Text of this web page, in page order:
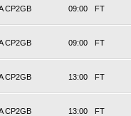
CP2GB FT
09:00
CP2GB FT
09:00
CP2GB FT
13:00
CP2GB FT
13:00